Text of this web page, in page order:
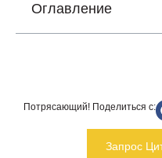
Оглавление
Потрясающий! Поделиться с:
Запрос